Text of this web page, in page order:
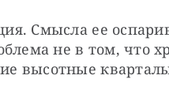
Смысла ее
не в том, что
высотные